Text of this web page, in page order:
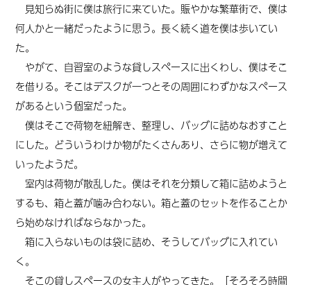
見知らぬ街に僕は旅行に来ていた。賑やかな繁華街で、僕は
何人かと一緒だったように思う。長く続く道を僕は歩いてい
た。
やがて、自習室のような貸しスペースに出くわし、僕はそこ
を借りる。そこはデスクが一つとその周囲にわずかなスペース
があるという個室だった。
僕はそこで荷物を紐解き、整理し、バッグに詰めなおすこと
にした。どういうわけか物がたくさんあり、さらに物が増えて
いったようだ。
室内は荷物が散乱した。僕はそれを分類して箱に詰めようと
するも、箱と蓋が噛み合わない。箱と蓋のセットを作ることか
ら始めなければならなかった。
箱に入らないものは袋に詰め、そうしてバッグに入れてい
く。
そこの貸しスペースの女主人がやってきた。「そろそろ時間